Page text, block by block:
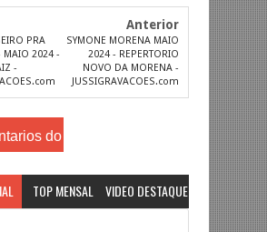
PRA
MAIO 2024 -
-
Anterior
SYMONE MORENA MAIO
2024 - REPERTORIO
NOVO DA MORENA -
JUSSIGRAVACOES.com
do
TOP MENSAL VIDEO DESTAQUE